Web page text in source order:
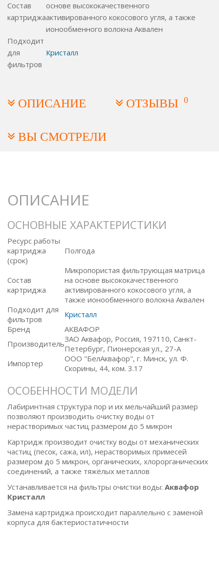
Состав
картриджа
основе высококачественного
активированного кокосового угля, а также
ионообменного волокна Аквален
Подходит
для
фильтров
Кристалл
ОПИСАНИЕ ОТЗЫВЫ 0
ВЫ СМОТРЕЛИ
ОПИСАНИЕ
ОСНОВНЫЕ ХАРАКТЕРИСТИКИ
Ресурс работы
картриджа
(срок)
Полгода
Состав
картриджа
Микропористая фильтрующая матрица
на основе высококачественного
активированного кокосового угля, а
также ионообменного волокна Аквален
Подходит для
фильтров
Кристалл
Бренд
АКВАФОР
ПроизводительЗАО Аквафор, Россия, 197110, Санкт-
Петербург, Пионерская ул., 27-А
Импортер
ООО "БелАквафор", г. Минск, ул. Ф.
Скорины, 44, ком. 3.17
ОСОБЕННОСТИ МОДЕЛИ
Лабиринтная структура пор и их мельчайший размер
позволяют производить очистку воды от
нерастворимых частиц размером до 5 микрон
Картридж производит очистку воды от механических
частиц (песок, сажа, ил), нерастворимых примесей
размером до 5 микрон, органических, хлорорганических
соединений, а также тяжёлых металлов
Устанавливается на фильтры очистки воды: Аквафор
Кристалл
Замена картриджа происходит параллельно с заменой
корпуса для бактериостатичности